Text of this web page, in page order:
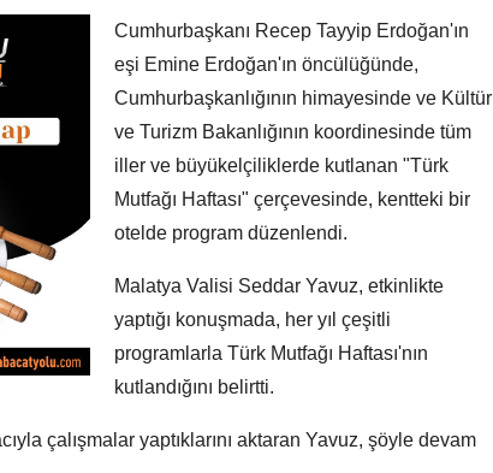
Cumhurbaşkanı Recep Tayyip Erdoğan'ın
eşi Emine Erdoğan'ın öncülüğünde,
Cumhurbaşkanlığının himayesinde ve Kültür
ve Turizm Bakanlığının koordinesinde tüm
iller ve büyükelçiliklerde kutlanan "Türk
Mutfağı Haftası" çerçevesinde, kentteki bir
otelde program düzenlendi.
Malatya Valisi Seddar Yavuz, etkinlikte
yaptığı konuşmada, her yıl çeşitli
programlarla Türk Mutfağı Haftası'nın
kutlandığını belirtti.
çalışmalar yaptıklarını aktaran Yavuz, şöyle devam